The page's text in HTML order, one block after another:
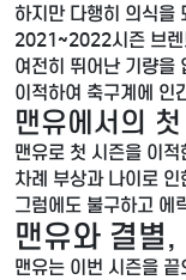
하지만 다행히 의식을
2021~2022시즌 브렌
여전히 뛰어난 기량을
이적하여 축구계에 인
맨유에서의
맨유로 첫 시즌을 이
차례 부상과 나이로
그럼에도 불구하고 에
맨유와 결별
맨유는 이번 시즌을